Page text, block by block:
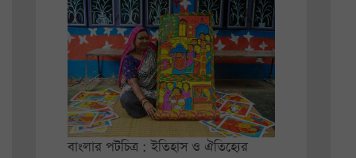
বাংলার পটচিত্র : ইতিহাস ও ঐতিহ্যের